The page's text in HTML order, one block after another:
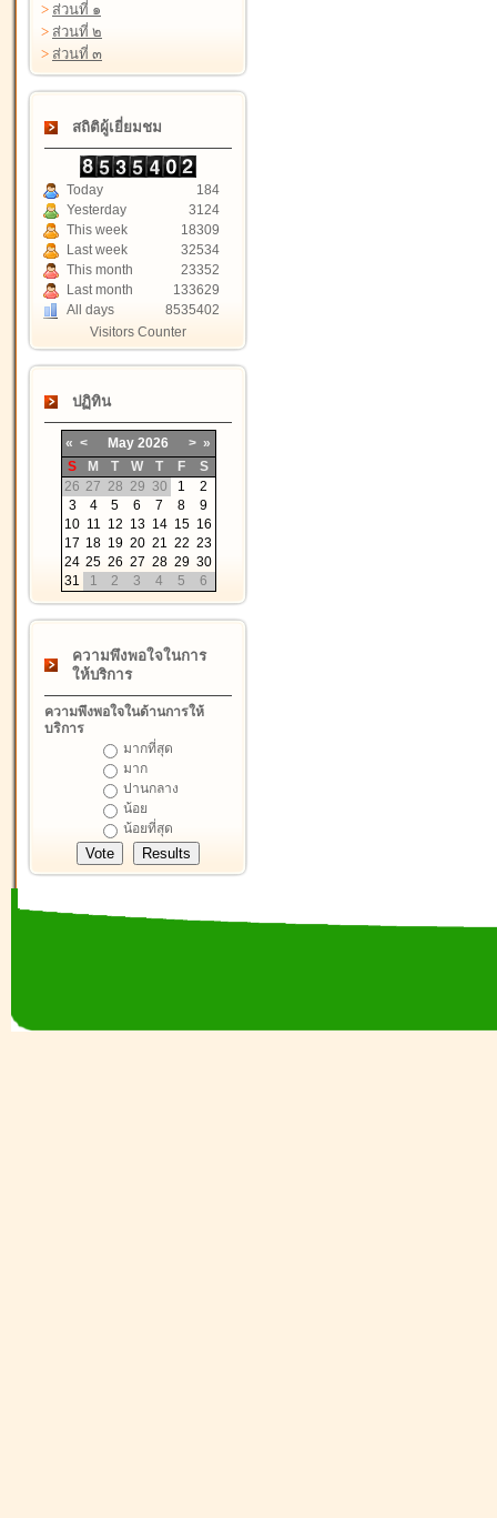
> ส่วนที่ ๑
> ส่วนที่ ๒
> ส่วนที่ ๓
สถิติผู้เยี่ยมชม
Today
184
Yesterday
3124
This week
18309
Last week
32534
This month
23352
Last month
133629
All days
8535402
Visitors Counter
ปฏิทิน
« < May 2026 > »
S
M T W T F
S
26 27 28 29 30 1
2
3
4 5 6 7 8
9
10 11 12 13 14 15 16
17 18 19 20 21 22 23
24 25 26 27 28 29 30
31
1 2 3 4 5 6
ความพึงพอใจในการ
ให้บริการ
ความพึงพอใจในด้านการให้
บริการ
มากที่สุด
มาก
ปานกลาง
น้อย
น้อยที่สุด